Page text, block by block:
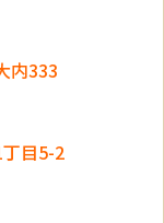
内333
目5-2